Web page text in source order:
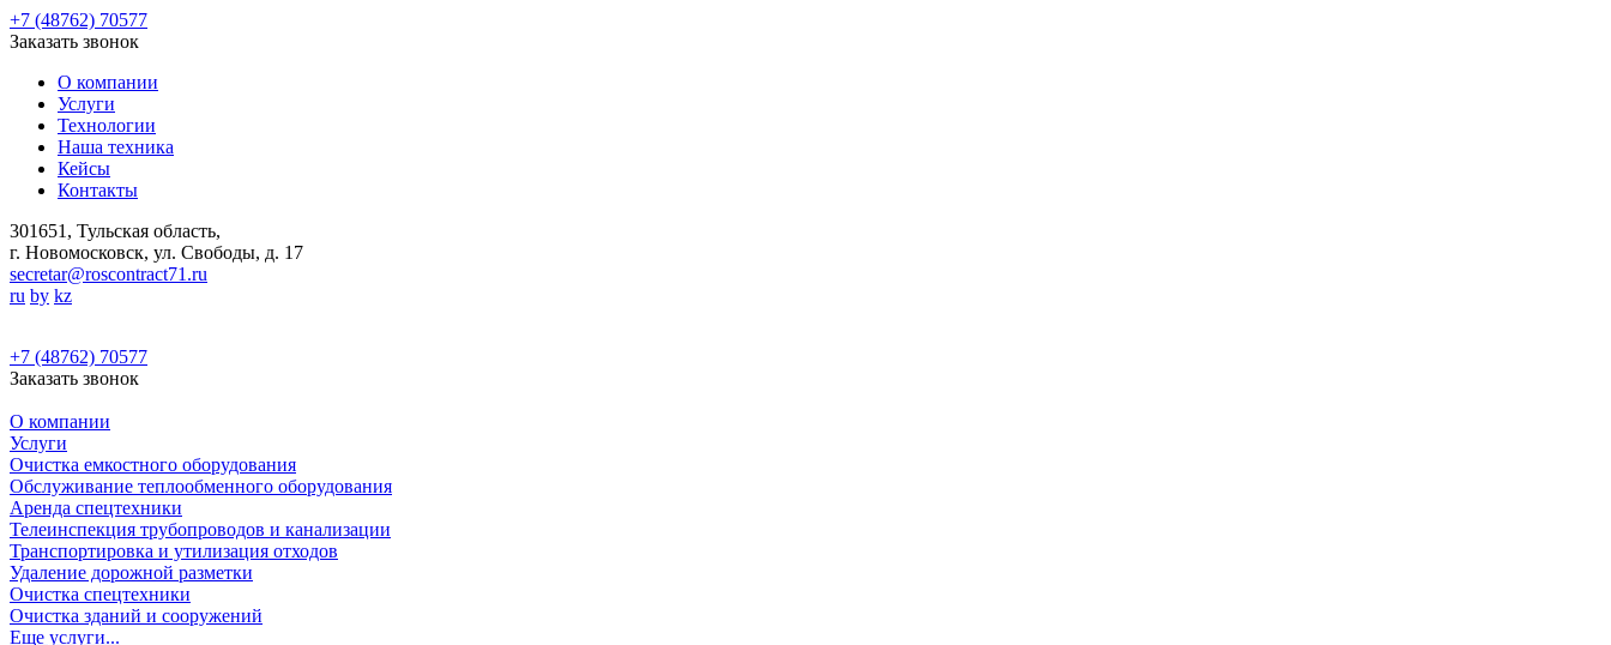
+7 (48762) 70577
Заказать звонок
О компании
Услуги
Технологии
Наша техника
Кейсы
Контакты
301651, Тульская область,
г. Новомосковск, ул. Свободы, д. 17
secretar@roscontract71.ru
ru by kz
+7 (48762) 70577
Заказать звонок
О компании
Услуги
Очистка емкостного оборудования
Обслуживание теплообменного оборудования
Аренда спецтехники
Телеинспекция трубопроводов и канализации
Транспортировка и утилизация отходов
Удаление дорожной разметки
Очистка спецтехники
Очистка зданий и сооружений
Еще услуги...